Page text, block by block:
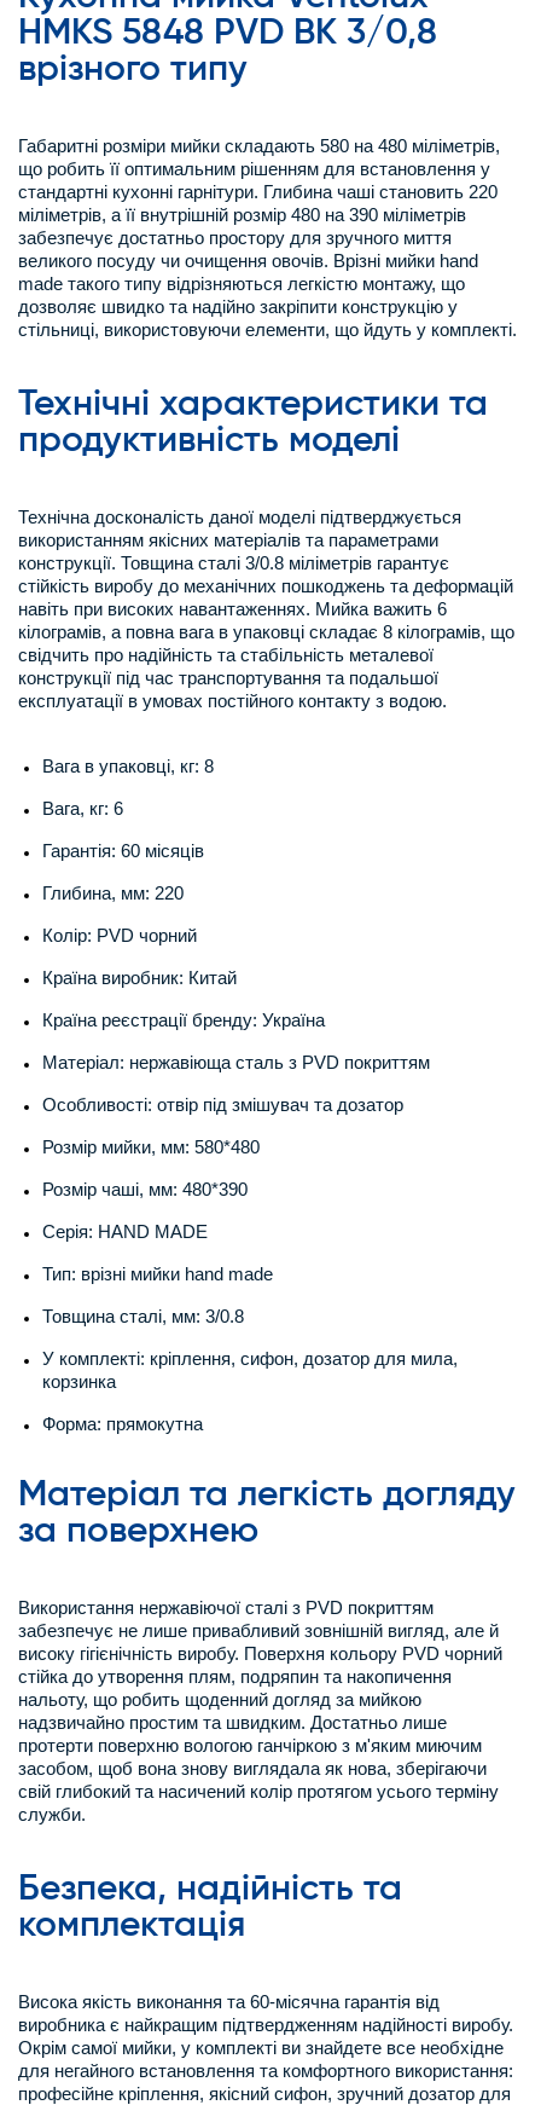
HMKS 5848 PVD BK 3/0,8
врізного типу
Габаритні розміри мийки складають 580 на 480 міліметрів,
що робить її оптимальним рішенням для встановлення у
стандартні кухонні гарнітури. Глибина чаші становить 220
міліметрів, а її внутрішній розмір 480 на 390 міліметрів
забезпечує достатньо простору для зручного миття
великого посуду чи очищення овочів. Врізні мийки hand
made такого типу відрізняються легкістю монтажу, що
дозволяє швидко та надійно закріпити конструкцію у
стільниці, використовуючи елементи, що йдуть у комплекті.
Технічні характеристики та
продуктивність моделі
Технічна досконалість даної моделі підтверджується
використанням якісних матеріалів та параметрами
конструкції. Товщина сталі 3/0.8 міліметрів гарантує
стійкість виробу до механічних пошкоджень та деформацій
навіть при високих навантаженнях. Мийка важить 6
кілограмів, а повна вага в упаковці складає 8 кілограмів, що
свідчить про надійність та стабільність металевої
конструкції під час транспортування та подальшої
експлуатації в умовах постійного контакту з водою.
Вага в упаковці, кг: 8
Вага, кг: 6
Гарантія: 60 місяців
Глибина, мм: 220
Колір: PVD чорний
Країна виробник: Китай
Країна реєстрації бренду: Україна
Матеріал: нержавіюща сталь з PVD покриттям
Особливості: отвір під змішувач та дозатор
Розмір мийки, мм: 580*480
Розмір чаші, мм: 480*390
Серія: HAND MADE
Тип: врізні мийки hand made
Товщина сталі, мм: 3/0.8
У комплекті: кріплення, сифон, дозатор для мила,
корзинка
Форма: прямокутна
Матеріал та легкість догляду
за поверхнею
Використання нержавіючої сталі з PVD покриттям
забезпечує не лише привабливий зовнішній вигляд, але й
високу гігієнічність виробу. Поверхня кольору PVD чорний
стійка до утворення плям, подряпин та накопичення
нальоту, що робить щоденний догляд за мийкою
надзвичайно простим та швидким. Достатньо лише
протерти поверхню вологою ганчіркою з м'яким миючим
засобом, щоб вона знову виглядала як нова, зберігаючи
свій глибокий та насичений колір протягом усього терміну
служби.
Безпека, надійність та
комплектація
Висока якість виконання та 60-місячна гарантія від
виробника є найкращим підтвердженням надійності виробу.
Окрім самої мийки, у комплекті ви знайдете все необхідне
для негайного встановлення та комфортного використання:
професійне кріплення, якісний сифон, зручний дозатор для